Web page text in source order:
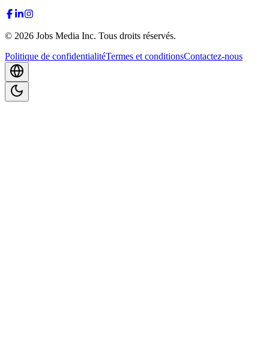
© 2026 Jobs Media Inc. Tous droits réservés.
Politique de confidentialitéTermes et conditionsContactez-nous